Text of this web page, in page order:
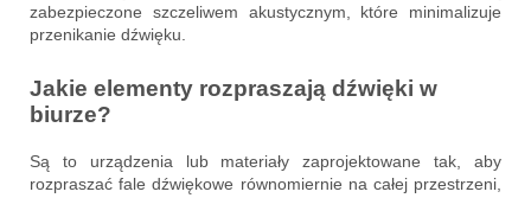
zabezpieczone szczeliwem akustycznym, które minimalizuje
przenikanie dźwięku.
Jakie elementy rozpraszają dźwięki w
biurze?
Są to urządzenia lub materiały zaprojektowane tak, aby
rozpraszać fale dźwiękowe równomiernie na całej przestrzeni,